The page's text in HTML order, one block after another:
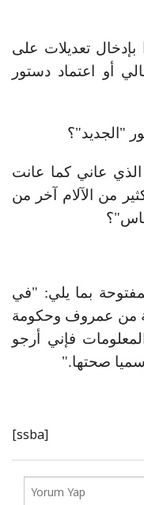
تعديلات على
أو اعتماد دستور
"الجديد"؟
عاني كما عانت
من الآلام آخر من
بما يلي: "في
من عمروف وحكومة
فإني أرجو
صحتها."
[ssba]